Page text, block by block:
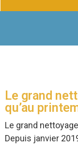
Le grand
qu’au
Le grand
Depuis janvier